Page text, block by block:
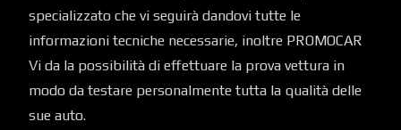
specializzato che vi seguirà dandovi tutte le
informazioni tecniche necessarie, inoltre PROMOCAR
Vi da la possibilità di effettuare la prova vettura in
modo da testare personalmente tutta la qualità delle
sue auto.